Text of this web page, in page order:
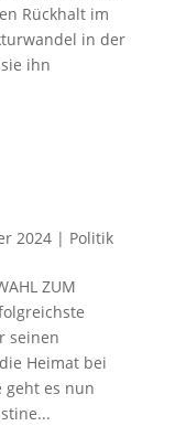
Rückhalt im
in der
ihn
2024| Politik
ZUM
seinen
Heimat bei
geht es nun